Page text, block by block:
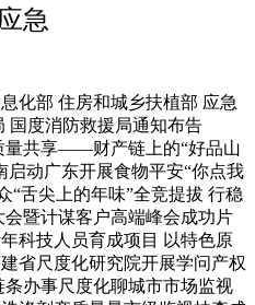
急
部 住房和城乡扶植部 应急
国度消防救援局通知布告
量共享——财产链上的“好品山
启动广东开展食物平安“你点我
“舌尖上的年味”全竞提拔 行稳
暨计谋客户高端峰会成功片
科技人员育成项目 以特色原
省尺度化研究院开展学问产权
办事尺度化聊城市市场监视